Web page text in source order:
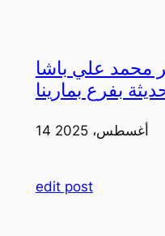
محمد علي باشا
بفرع بمارينا
14 أغسطس، 2025
edit post